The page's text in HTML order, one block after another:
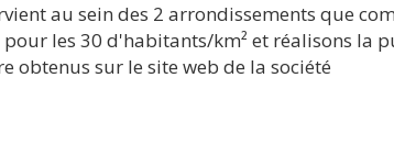
au sein des 2 arrondissements que
les 30 d'habitants/km² et réalisons la
obtenus sur le site web de la société